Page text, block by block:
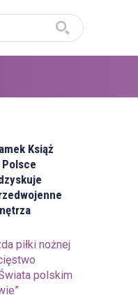
Książ
Polsce
piłki nożnej
polskim